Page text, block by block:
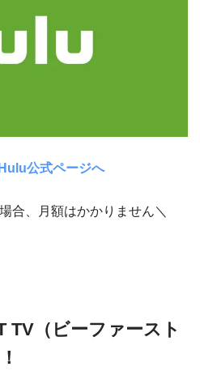
公式ページへ
合、月額はかかりません＼
TV（ビーファースト